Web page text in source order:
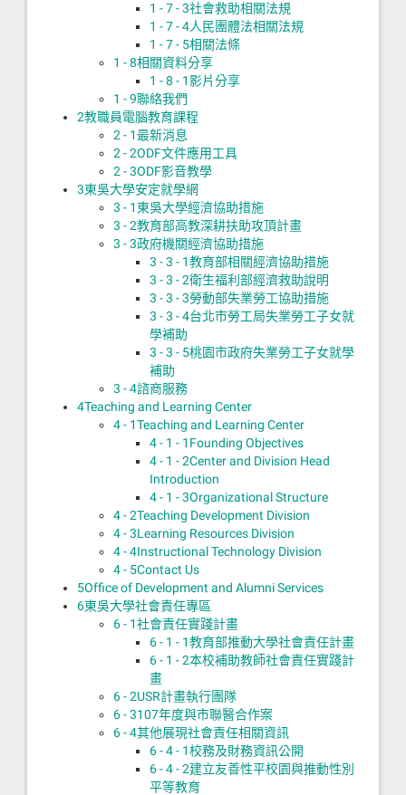
1 - 7 - 3社會救助相關法規
1 - 7 - 4人民團體法相關法規
1 - 7 - 5相關法條
1 - 8相關資料分享
1 - 8 - 1影片分享
1 - 9聯絡我們
2教職員電腦教育課程
2 - 1最新消息
2 - 2ODF文件應用工具
2 - 3ODF影音教學
3東吳大學安定就學網
3 - 1 東吳大學經濟協助措施
3 - 2教育部高教深耕扶助攻頂計畫
3 - 3政府機關經濟協助措施
3 - 3 - 1教育部相關經濟協助措施
3 - 3 - 2衛生福利部經濟救助說明
3 - 3 - 3勞動部失業勞工協助措施
3 - 3 - 4台北市勞工局失業勞工子女就
學補助
3 - 3 - 5桃園市政府失業勞工子女就學
補助
3 - 4諮商服務
4Teaching and Learning Center
4 - 1Teaching and Learning Center
4 - 1 - 1 Founding Objectives
4 - 1 - 2Center and Division Head
Introduction
4 - 1 - 3Organizational Structure
4 - 2Teaching Development Division
4 - 3Learning Resources Division
4 - 4Instructional Technology Division
4 - 5Contact Us
5Office of Development and Alumni Services
6東吳大學社會責任專區
6 - 1社會責任實踐計畫
6 - 1 - 1教育部推動大學社會責任計畫
6 - 1 - 2本校補助教師社會責任實踐計
畫
6 - 2USR計畫執行團隊
6 - 3107年度與市聯醫合作案
6 - 4其他展現社會責任相關資訊
6 - 4 - 1校務及財務資訊公開
6 - 4 - 2建立友善性平校園與推動性別
平等教育